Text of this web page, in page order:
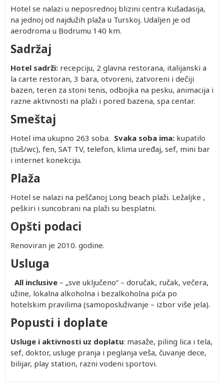
Hotel se nalazi u neposrednoj blizini centra Kušadasija,
na jednoj od najdužih plaža u Turskoj. Udaljen je od
aerodroma u Bodrumu 140 km.
Sadržaj
Hotel sadrži: recepciju, 2 glavna restorana, italijanski a
la carte restoran, 3 bara, otvoreni, zatvoreni i dečiji
bazen, teren za stoni tenis, odbojka na pesku, animacija i
razne aktivnosti na plaži i pored bazena, spa centar.
Smeštaj
Hotel ima ukupno 263 soba. Svaka soba ima: kupatilo
(tuš/wc), fen, SAT TV, telefon, klima uređaj, sef, mini bar
i internet konekciju.
Plaža
Hotel se nalazi na peščanoj Long beach plaži. Ležaljke ,
peškiri i suncobrani na plaži su besplatni.
Opšti podaci
Renoviran je 2010. godine.
Usluga
All inclusive – „sve uključeno“ – doručak, ručak, večera,
užine, lokalna alkoholna i bezalkoholna pića po
hotelskim pravilima (samoposluživanje – izbor više jela).
Popusti i doplate
Usluge i aktivnosti uz doplatu: masaže, piling lica i tela,
sef, doktor, usluge pranja i peglanja veša, čuvanje dece,
bilijar, play station, razni vodeni sportovi.